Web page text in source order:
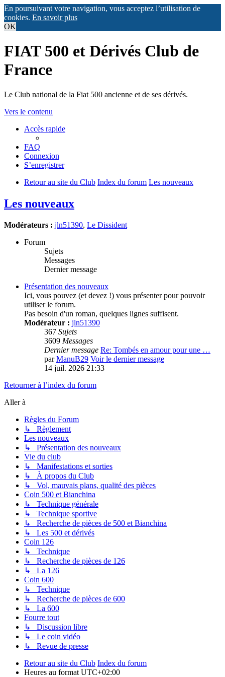
En poursuivant votre navigation, vous acceptez l’utilisation de
cookies. En savoir plus
OK
FIAT 500 et Dérivés Club de
France
Le Club national de la Fiat 500 ancienne et de ses dérivés.
Vers le contenu
Accès rapide
FAQ
Connexion
S’enregistrer
Retour au site du Club Index du forum Les nouveaux
Les nouveaux
Modérateurs : jln51390, Le Dissident
Forum
Sujets
Messages
Dernier message
Présentation des nouveaux
Ici, vous pouvez (et devez !) vous présenter pour pouvoir
utiliser le forum.
Pas besoin d'un roman, quelques lignes suffisent.
Modérateur : jln51390
367 Sujets
3609 Messages
Dernier message Re: Tombés en amour pour une …
parManuB29 Voir le dernier message
14 juil. 2026 21:33
Retourner à l’index du forum
Aller à
Règles du Forum
↳ Règlement
Les nouveaux
↳ Présentation des nouveaux
Vie du club
↳ Manifestations et sorties
↳ À propos du Club
↳ Vol, mauvais plans, qualité des pièces
Coin 500 et Bianchina
↳ Technique générale
↳ Technique sportive
↳ Recherche de pièces de 500 et Bianchina
↳ Les 500 et dérivés
Coin 126
↳ Technique
↳ Recherche de pièces de 126
↳ La 126
Coin 600
↳ Technique
↳ Recherche de pièces de 600
↳ La 600
Fourre tout
↳ Discussion libre
↳ Le coin vidéo
↳ Revue de presse
Retour au site du Club Index du forum
Heures au format UTC+02:00